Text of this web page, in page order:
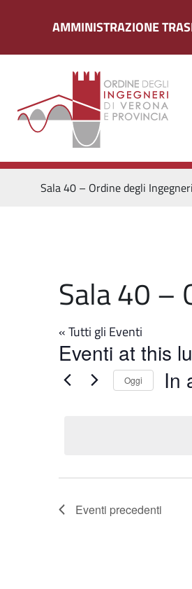
AMMINISTRAZIONE
Sala 40 – Ordine degli
Sala 40 –
« Tutti gli Eventi
Eventi at this
Oggi In
Eventi precedenti